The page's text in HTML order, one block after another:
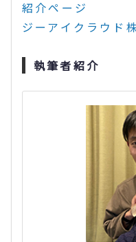
紹介ページ
ジーアイクラウド
執筆者紹介